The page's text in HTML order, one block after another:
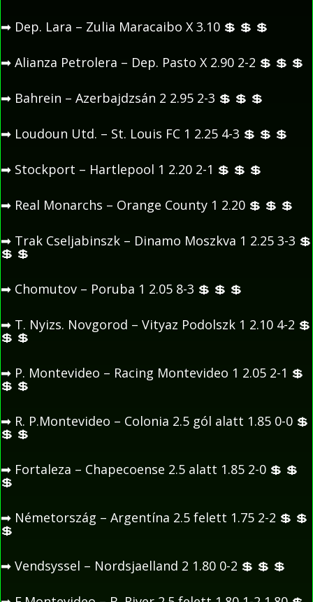
➡ Dep. Lara – Zulia Maracaibo X 3.10 💲 💲 💲
➡ Alianza Petrolera – Dep. Pasto X 2.90 2-2 💲 💲 💲
➡ Bahrein – Azerbajdzsán 2 2.95 2-3 💲 💲 💲
➡ Loudoun Utd. – St. Louis FC 1 2.25 4-3 💲 💲 💲
➡ Stockport – Hartlepool 1 2.20 2-1 💲 💲 💲
➡ Real Monarchs – Orange County 1 2.20 💲 💲 💲
➡ Trak Cseljabinszk – Dinamo Moszkva 1 2.25 3-3 💲
💲 💲
➡ Chomutov – Poruba 1 2.05 8-3 💲 💲 💲
➡ T. Nyizs. Novgorod – Vityaz Podolszk 1 2.10 4-2 💲
💲 💲
➡ P. Montevideo – Racing Montevideo 1 2.05 2-1 💲
💲 💲
➡ R. P.Montevideo – Colonia 2.5 gól alatt 1.85 0-0 💲
💲 💲
➡ Fortaleza – Chapecoense 2.5 alatt 1.85 2-0 💲 💲
💲
➡ Németország – Argentína 2.5 felett 1.75 2-2 💲 💲
💲
➡ Vendsyssel – Nordsjaelland 2 1.80 0-2 💲 💲 💲